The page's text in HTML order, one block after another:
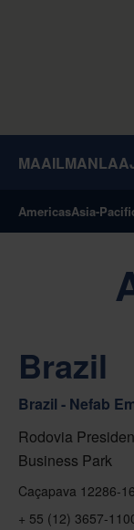
AmericasAsia-
Brazil
Brazil - Nefab
Rodovia
Business Park
Caçapava 12286-
+ 55 (12) 3657-